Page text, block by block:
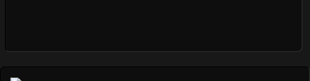
Các Form Áo Thun Phổ Biến Hiện Nay Và Xu Hướng Trong